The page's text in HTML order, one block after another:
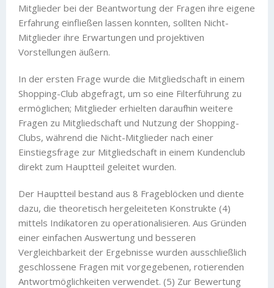
Mitglieder bei der Beantwortung der Fragen ihre eigene
Erfahrung einfließen lassen konnten, sollten Nicht-
Mitglieder ihre Erwartungen und projektiven
Vorstellungen äußern.
In der ersten Frage wurde die Mitgliedschaft in einem
Shopping-Club abgefragt, um so eine Filterführung zu
ermöglichen; Mitglieder erhielten daraufhin weitere
Fragen zu Mitgliedschaft und Nutzung der Shopping-
Clubs, während die Nicht-Mitglieder nach einer
Einstiegsfrage zur Mitgliedschaft in einem Kundenclub
direkt zum Hauptteil geleitet wurden.
Der Hauptteil bestand aus 8 Frageblöcken und diente
dazu, die theoretisch hergeleiteten Konstrukte (4)
mittels Indikatoren zu operationalisieren. Aus Gründen
einer einfachen Auswertung und besseren
Vergleichbarkeit der Ergebnisse wurden ausschließlich
geschlossene Fragen mit vorgegebenen, rotierenden
Antwortmöglichkeiten verwendet. (5) Zur Bewertung